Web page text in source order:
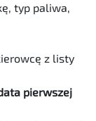
typ paliwa,
z listy
pierwszej